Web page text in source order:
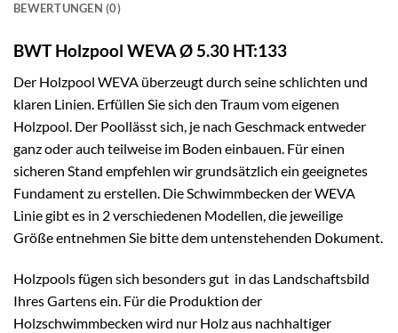
BEWERTUNGEN (0)
BWT Holzpool WEVA Ø 5.30 HT:133
Der Holzpool WEVA überzeugt durch seine schlichten und
klaren Linien. Erfüllen Sie sich den Traum vom eigenen
Holzpool. Der Poollässt sich, je nach Geschmack entweder
ganz oder auch teilweise im Boden einbauen. Für einen
sicheren Stand empfehlen wir grundsätzlich ein geeignetes
Fundament zu erstellen. Die Schwimmbecken der WEVA
Linie gibt es in 2 verschiedenen Modellen, die jeweilige
Größe entnehmen Sie bitte dem untenstehenden Dokument.
Holzpools fügen sich besonders gut in das Landschaftsbild
Ihres Gartens ein. Für die Produktion der
Holzschwimmbecken wird nur Holz aus nachhaltiger